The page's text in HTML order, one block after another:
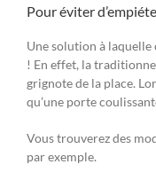
Pour éviter
Une solution à laquelle
! En effet, la
grignote de la place.
qu’une porte
Vous trouverez des
par exemple.